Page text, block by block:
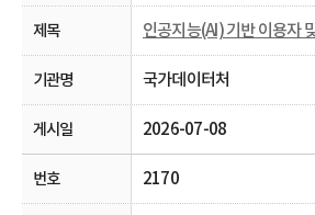
국가데이터처
2026-07-08
2170